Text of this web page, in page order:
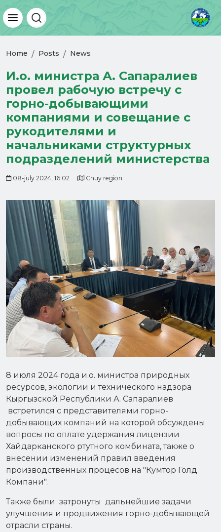
Home Posts News
И.о. министра А. Сапаралиев
провел рабочую встречу с
горно-добывающими
компаниями и совещание с
рукодителями и
начальниками структурных
подразделений министерства
08-july 2024, 16:02 Chuy region
8 июля 2024 года и.о. министра природных
ресурсов, экологии и технического надзора
Кыргызской Республики А. Сапаралиев
встретился с представителями горно-
добывающих компаний на которой обсуждены
вопросы по оплате удержания лицензии
Хайдарканского ртутного комбината, также о
внесении изменений правил введения
производственных процесов на "Кумтор Голд
Компани".
Также были затронуты дальнейшие задачи
улучшения и продвижения горно-добывающей
отрасли страны.